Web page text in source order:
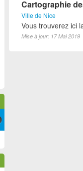
Cartographie
Ville de Nice
Vous trouverez ici
Mise à jour: 17 Mai 2019